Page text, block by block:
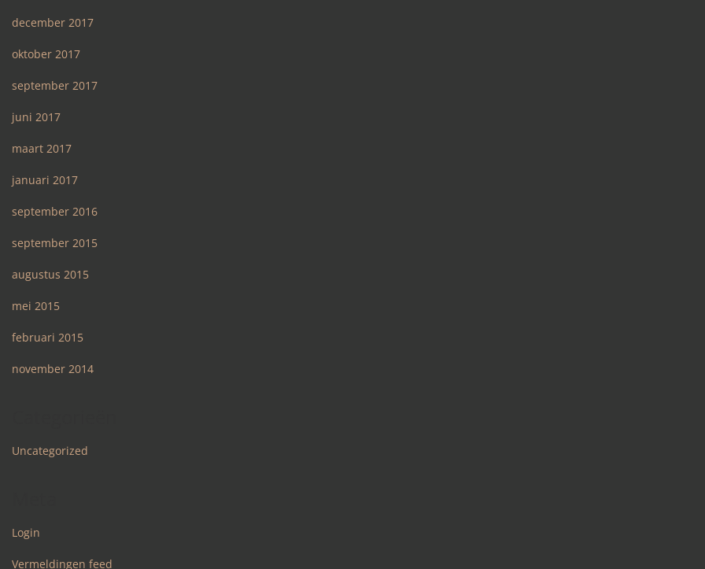
december 2017
oktober 2017
september 2017
juni 2017
maart 2017
januari 2017
september 2016
september 2015
augustus 2015
mei 2015
februari 2015
november 2014
Uncategorized
Login
Vermeldingen feed